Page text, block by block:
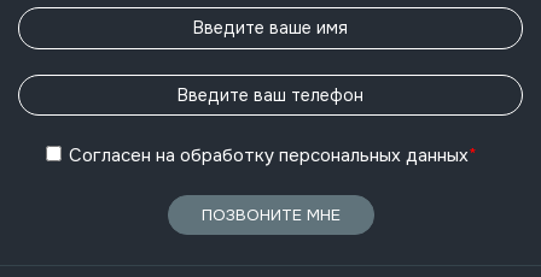
Согласен на обработку персональных данных*
ПОЗВОНИТЕ МНЕ